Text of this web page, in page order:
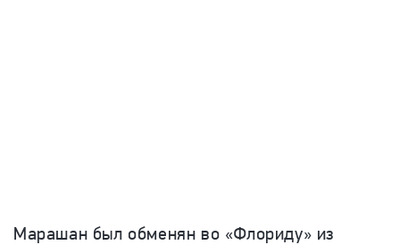
Марашан был обменян во «Флориду» из